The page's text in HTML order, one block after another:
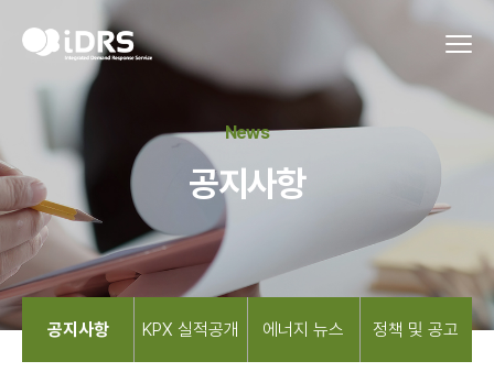
News
공지사항
공지사항 KPX 실적공개 에너지 뉴스 정책 및 공고